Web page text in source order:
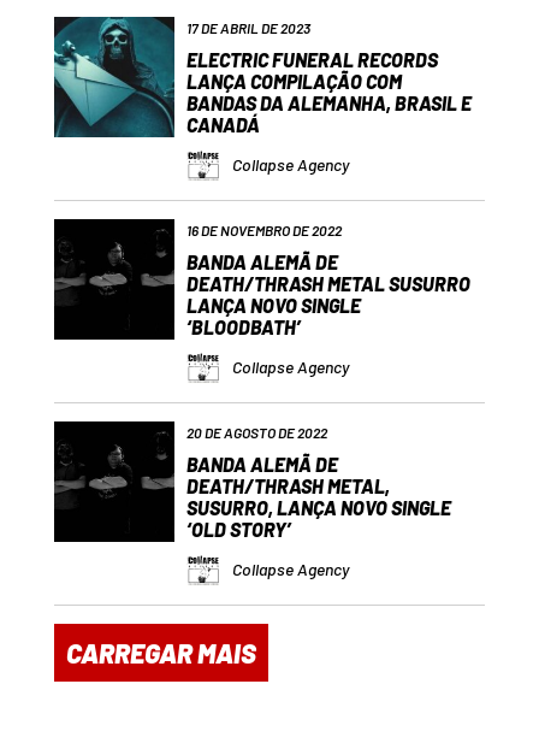
17 DE ABRIL DE 2023
ELECTRIC FUNERAL RECORDS
LANÇA COMPILAÇÃO COM
BANDAS DA ALEMANHA, BRASIL E
CANADÁ
Collapse Agency
16 DE NOVEMBRO DE 2022
BANDA ALEMÃ DE
DEATH/THRASH METAL SUSURRO
LANÇA NOVO SINGLE
‘BLOODBATH’
Collapse Agency
20 DE AGOSTO DE 2022
BANDA ALEMÃ DE
DEATH/THRASH METAL,
SUSURRO, LANÇA NOVO SINGLE
‘OLD STORY’
Collapse Agency
CARREGAR MAIS